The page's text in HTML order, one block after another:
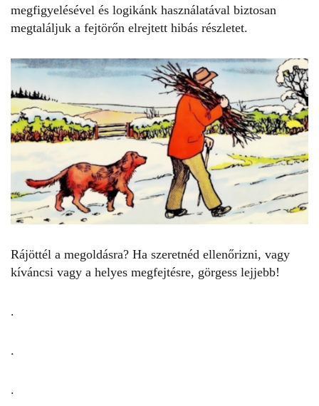
megfigyelésével és logikánk használatával biztosan
megtaláljuk a fejtörőn elrejtett hibás részletet.
Rájöttél a megoldásra? Ha szeretnéd ellenőrizni, vagy
kíváncsi vagy a helyes megfejtésre, görgess lejjebb!
.
.
.